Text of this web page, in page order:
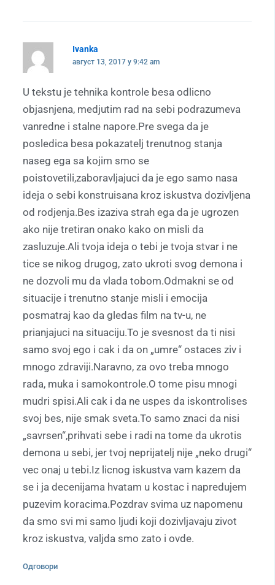
Ivanka
август 13, 2017 у 9:42 am
U tekstu je tehnika kontrole besa odlicno
objasnjena, medjutim rad na sebi podrazumeva
vanredne i stalne napore.Pre svega da je
posledica besa pokazatelj trenutnog stanja
naseg ega sa kojim smo se
poistovetili,zaboravljajuci da je ego samo nasa
ideja o sebi konstruisana kroz iskustva dozivljena
od rodjenja.Bes izaziva strah ega da je ugrozen
ako nije tretiran onako kako on misli da
zasluzuje.Ali tvoja ideja o tebi je tvoja stvar i ne
tice se nikog drugog, zato ukroti svog demona i
ne dozvoli mu da vlada tobom.Odmakni se od
situacije i trenutno stanje misli i emocija
posmatraj kao da gledas film na tv-u, ne
prianjajuci na situaciju.To je svesnost da ti nisi
samo svoj ego i cak i da on „umre“ ostaces ziv i
mnogo zdraviji.Naravno, za ovo treba mnogo
rada, muka i samokontrole.O tome pisu mnogi
mudri spisi.Ali cak i da ne uspes da iskontrolises
svoj bes, nije smak sveta.To samo znaci da nisi
„savrsen“,prihvati sebe i radi na tome da ukrotis
demona u sebi, jer tvoj neprijatelj nije „neko drugi“
vec onaj u tebi.Iz licnog iskustva vam kazem da
se i ja decenijama hvatam u kostac i napredujem
puzevim koracima.Pozdrav svima uz napomenu
da smo svi mi samo ljudi koji dozivljavaju zivot
kroz iskustva, valjda smo zato i ovde.
Одговори